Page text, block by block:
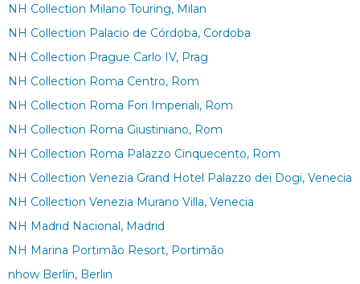
NH Collection Milano Touring, Milan
NH Collection Palacio de Córdoba, Cordoba
NH Collection Prague Carlo IV, Prag
NH Collection Roma Centro, Rom
NH Collection Roma Fori Imperiali, Rom
NH Collection Roma Giustiniano, Rom
NH Collection Roma Palazzo Cinquecento, Rom
NH Collection Venezia Grand Hotel Palazzo dei Dogi, Venecia
NH Collection Venezia Murano Villa, Venecia
NH Madrid Nacional, Madrid
NH Marina Portimão Resort, Portimão
nhow Berlín, Berlin